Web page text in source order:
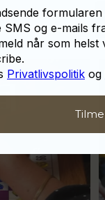
Nææææ…Kan
SMS og e-mails
når som helst